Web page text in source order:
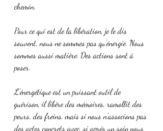
chemin.
Pour ce qui est de la libération, je le dis
souvent, nous ne sommes pas qu'énergie. Nous
sommes aussi matière. Des actions sont à
poser.
L'énergétique est un puissant outil de
guérison, il libère des mémoires, ramollit des
peurs, des freins, mais si nous n'associons pas
des actes concrets avec, si après un soin nous